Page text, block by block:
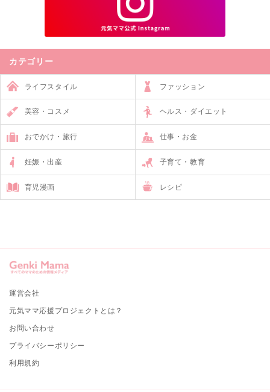
カテゴリー
ライフスタイル ファッション
美容・コスメ ヘルス・ダイエット
おでかけ・旅行 仕事・お金
妊娠・出産 子育て・教育
育児漫画 レシピ
運営会社
元気ママ応援プロジェクトとは？
お問い合わせ
プライバシーポリシー
利用規約